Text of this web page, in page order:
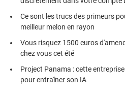
Ce sont les trucs des primeurs
meilleur melon en rayon
Vous risquez 1500 euros
chez vous cet été
Project Panama : cette
pour entraîner son IA